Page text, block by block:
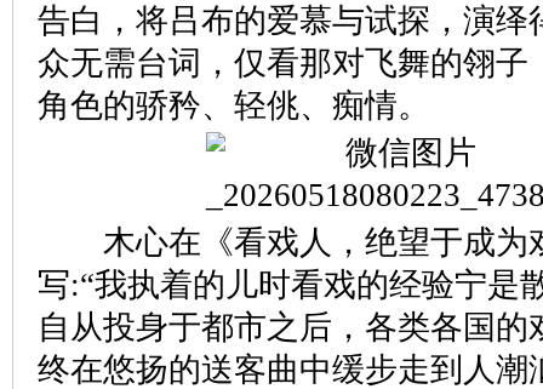
告白，将吕布的爱慕与试探，演绎
众无需台词，仅看那对飞舞的翎子
角色的骄矜、轻佻、痴情。
木心在《看戏人，绝望于成为
写:“我执着的儿时看戏的经验宁是
自从投身于都市之后，各类各国的
终在悠扬的送客曲中缓步走到人潮